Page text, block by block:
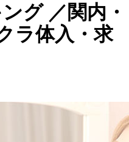
グ ／関内・
ラ体入・求